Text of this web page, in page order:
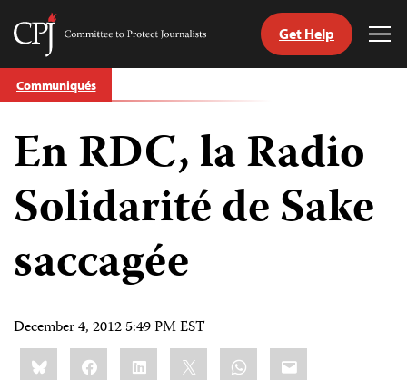
Skip
to
Committee
Journalists
Get Help
Communiqués
En RDC, la Radio
Solidarité de Sake
saccagée
December 4, 2012 5:49 PM EST
Share
this:BlueskyFacebookLinkedIn WhatsApp
Email